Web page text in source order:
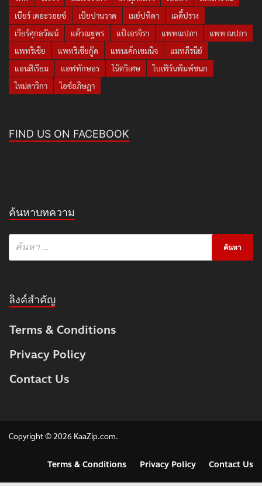
เบียร์ เดอะวอยซ์
เป้ยปานวาด เมย์ปทิดา
เลดี้ปราง
เวียร์ศุกลวัฒน์
แต้วณฐพร แป้งอรจิรา แพทณปภา
แพท ณปภา
แพทริเซีย
แพทริเซียกู๊ด แพนเค้กเขมนิจ
แมทภีรนีย์
แอนสิเรียม
แอฟทักษอร โน๊ตวิเศษ
ใบเฟิร์นพิมพ์ชนก
ใหม่ดาวิกา
ไอซ์อภิษฎา
FIND US ON FACEBOOK
ค้นหาบทความ
ลิงค์สำคัญ
Terms & Conditions
Privacy Policy
Contact Us
Copyright © 2026 KaaZip.com.
Terms & Conditions Privacy Policy Contact Us